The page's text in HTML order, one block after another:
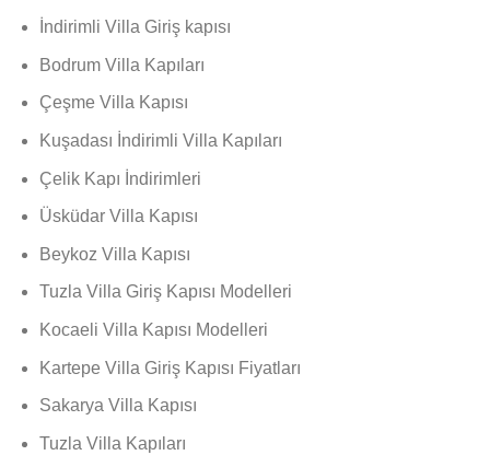
İndirimli Villa Giriş kapısı
Bodrum Villa Kapıları
Çeşme Villa Kapısı
Kuşadası İndirimli Villa Kapıları
Çelik Kapı İndirimleri
Üsküdar Villa Kapısı
Beykoz Villa Kapısı
Tuzla Villa Giriş Kapısı Modelleri
Kocaeli Villa Kapısı Modelleri
Kartepe Villa Giriş Kapısı Fiyatları
Sakarya Villa Kapısı
Tuzla Villa Kapıları